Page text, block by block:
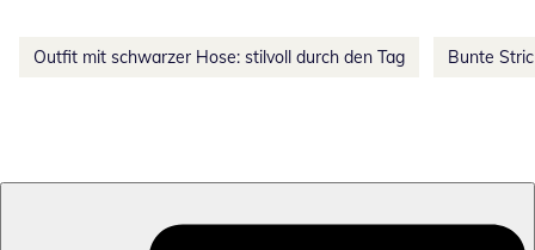
Outfit mit schwarzer Hose: stilvoll durch den Tag Bunte